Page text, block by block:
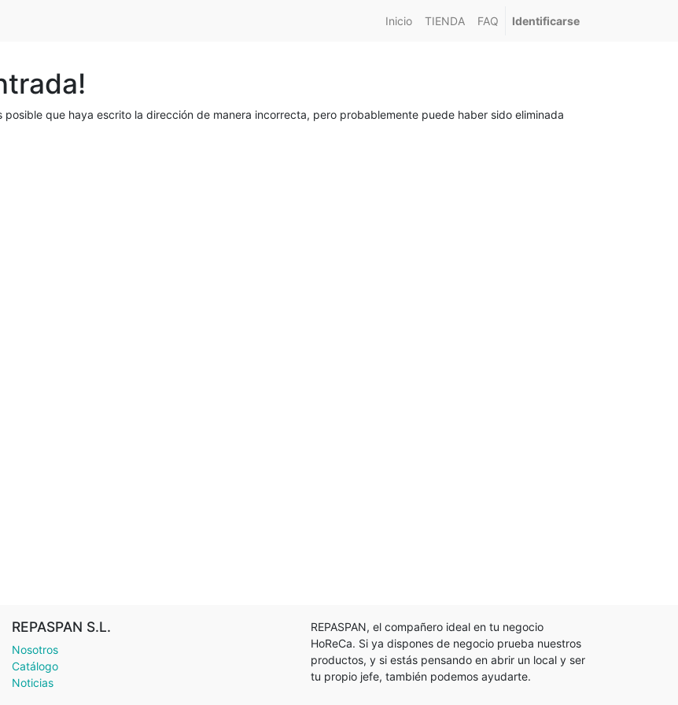
Inicio TIENDA FAQ Identificarse
que haya escrito la dirección de manera incorrecta, pero probablemente puede haber sido eliminada
REPASPAN S.L.
Nosotros
Catálogo
Noticias
REPASPAN, el compañero ideal en tu negocio
HoReCa. Si ya dispones de negocio prueba nuestros
productos, y si estás pensando en abrir un local y ser
tu propio jefe, también podemos ayudarte.